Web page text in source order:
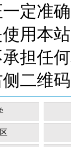
定准
用本
担任
二维